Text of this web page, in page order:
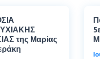
της Μαρίας